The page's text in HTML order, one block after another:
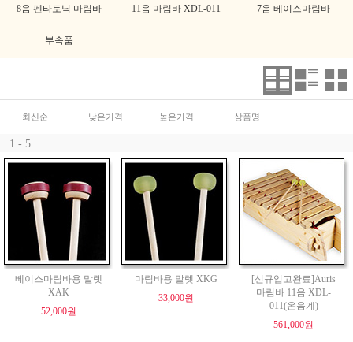
8음 펜타토닉 마림바 11음 마림바 XDL-011 7음 베이스마림바
부속품
최신순 낮은가격 높은가격 상품명
1 - 5
베이스마림바용 말렛
XAK
52,000원
마림바용 말렛 XKG
33,000원
[신규입고완료]Auris
마림바 11음 XDL-
011(온음계)
561,000원